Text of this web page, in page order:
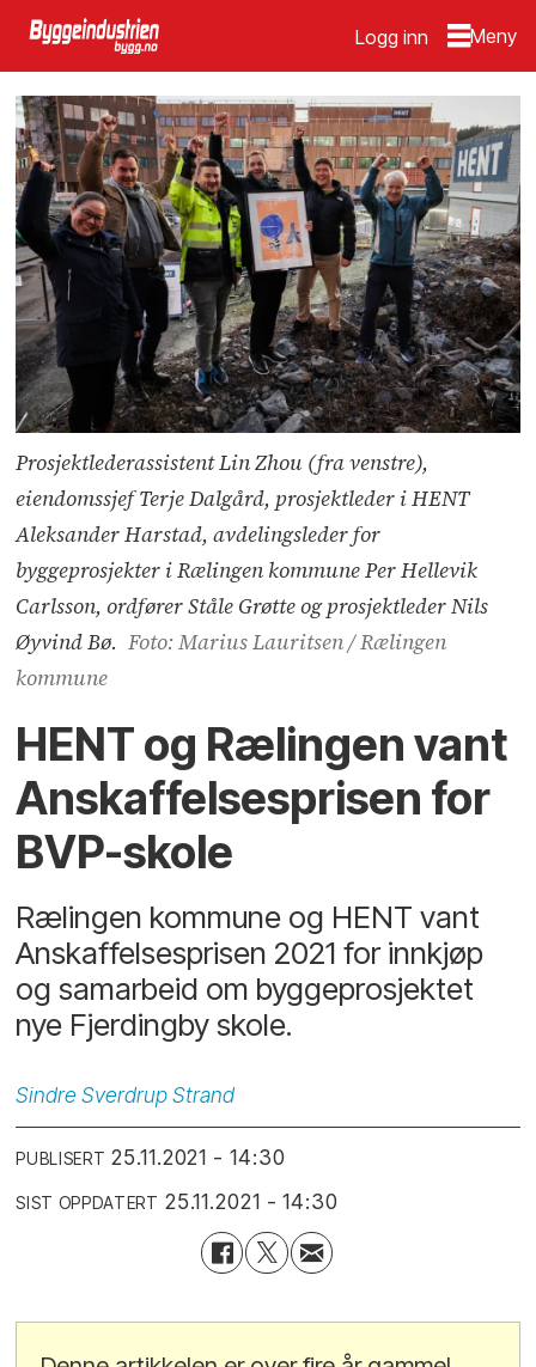
Logg inn
Prosjektlederassistent Lin Zhou (fra venstre),
eiendomssjef Terje Dalgård, prosjektleder i HENT
Aleksander Harstad, avdelingsleder for
byggeprosjekter i Rælingen kommune Per Hellevik
Carlsson, ordfører Ståle Grøtte og prosjektleder Nils
Øyvind Bø. Foto: Marius Lauritsen / Rælingen
kommune
HENT og Rælingen vant
Anskaffelsesprisen for
BVP-skole
Rælingen kommune og HENT vant
Anskaffelsesprisen 2021 for innkjøp
og samarbeid om byggeprosjektet
nye Fjerdingby skole.
Sindre Sverdrup Strand
PUBLISERT 25.11.2021 - 14:30
SIST OPPDATERT 25.11.2021 - 14:30